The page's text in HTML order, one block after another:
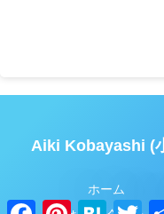
Aiki Kobayashi (
ホーム
F
P
H
T